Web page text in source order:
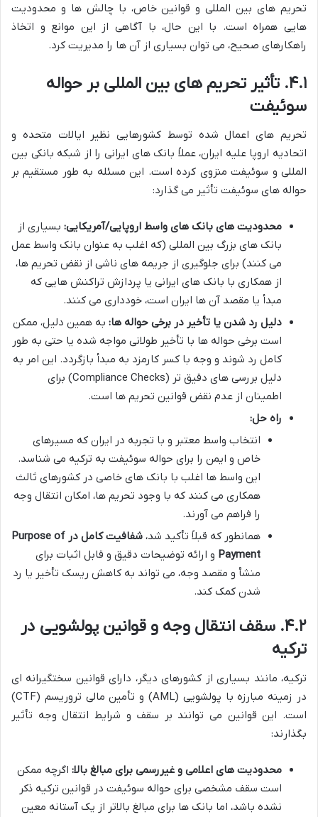
تحریم های بین المللی و قوانین خاص، با چالش ها و محدودیت
هایی همراه است. با این حال، با آگاهی از این موانع و اتخاذ
راهکارهای صحیح، می توان بسیاری از آن ها را مدیریت کرد.
۴.۱. تأثیر تحریم های بین المللی بر حواله
سوئیفت
تحریم های اعمال شده توسط کشورهایی نظیر ایالات متحده و
اتحادیه اروپا علیه ایران، عملاً بانک های ایرانی را از شبکه بانکی بین
المللی و سوئیفت منزوی کرده است. این مسئله به طور مستقیم بر
حواله های سوئیفت تأثیر می گذارد:
محدودیت های بانک های واسط اروپایی/آمریکایی: بسیاری از
بانک های بزرگ بین المللی (که اغلب به عنوان بانک واسط عمل
می کنند) برای جلوگیری از جریمه های ناشی از نقض تحریم ها،
از همکاری با بانک های ایرانی یا پردازش تراکنش هایی که
مبدأ یا مقصد آن ها ایران است، خودداری می کنند.
دلیل رد شدن یا تأخیر در برخی حواله ها: به همین دلیل، ممکن
است برخی حواله ها با تأخیر طولانی مواجه شده یا حتی به طور
کامل رد شوند و وجه با کسر کارمزد به مبدأ بازگردد. این امر به
دلیل بررسی های دقیق تر (Compliance Checks) برای
اطمینان از عدم نقض قوانین تحریم ها است.
راه حل:
انتخاب واسط معتبر و با تجربه در ایران که مسیرهای
خاص و ایمن را برای حواله سوئیفت به ترکیه می شناسد.
این واسط ها اغلب با بانک های خاصی در کشورهای ثالث
همکاری می کنند که با وجود تحریم ها، امکان انتقال وجه
را فراهم می آورند.
همانطور که قبلاً تأکید شد،
شفافیت کامل در Purpose of
Payment و ارائه توضیحات دقیق و قابل اثبات برای
منشأ و مقصد وجه، می تواند به کاهش ریسک تأخیر یا رد
شدن کمک کند.
۴.۲. سقف انتقال وجه و قوانین پولشویی در
ترکیه
ترکیه، مانند بسیاری از کشورهای دیگر، دارای قوانین سختگیرانه ای
در زمینه مبارزه با پولشویی (AML) و تأمین مالی تروریسم (CTF)
است. این قوانین می توانند بر سقف و شرایط انتقال وجه تأثیر
بگذارند:
محدودیت های اعلامی و غیررسمی برای مبالغ بالا: اگرچه ممکن
است سقف مشخصی برای حواله سوئیفت در قوانین ترکیه ذکر
نشده باشد، اما بانک ها برای مبالغ بالاتر از یک آستانه معین